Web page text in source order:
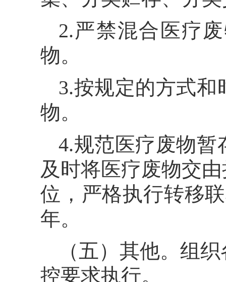
2.严禁混合医疗
物。
3.按规定的方式
物。
4.规范医疗废物
及时将医疗废物交
位，严格执行转移
年。
（五）其他。组
控要求执行。